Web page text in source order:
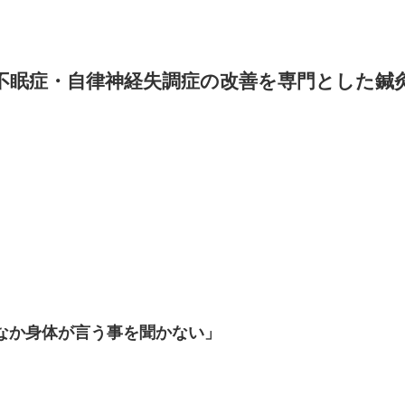
眠症・自律神経失調症の改善を専門とした鍼
身体が言う事を聞かない」